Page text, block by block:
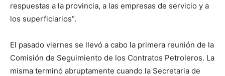
respuestas a la provincia, a las empresas de servicio y a
los superficiarios”.
El pasado viernes se llevó a cabo la primera reunión de la
Comisión de Seguimiento de los Contratos Petroleros. La
misma terminó abruptamente cuando la Secretaria de